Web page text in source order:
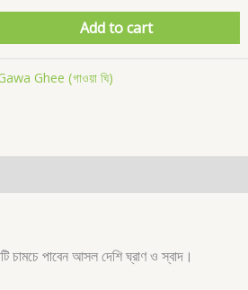
Add to cart
Ghee (গাওয়া ঘি)
চামচে পাবেন আসল দেশি ঘ্রাণ ও স্বাদ।